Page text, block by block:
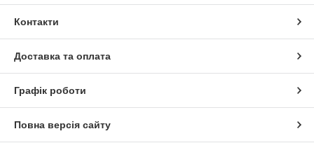
Контакти
Доставка та оплата
Графік роботи
Повна версія сайту